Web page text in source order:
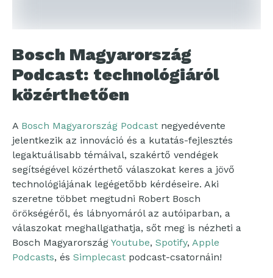
Bosch Magyarország
Podcast: technológiáról
közérthetően
A Bosch Magyarország Podcast negyedévente
jelentkezik az innováció és a kutatás-fejlesztés
legaktuálisabb témáival, szakértő vendégek
segítségével közérthető válaszokat keres a jövő
technológiájának legégetőbb kérdéseire. Aki
szeretne többet megtudni Robert Bosch
örökségéről, és lábnyomáról az autóiparban, a
válaszokat meghallgathatja, sőt meg is nézheti a
Bosch Magyarország Youtube, Spotify, Apple
Podcasts, és Simplecast podcast-csatornáin!